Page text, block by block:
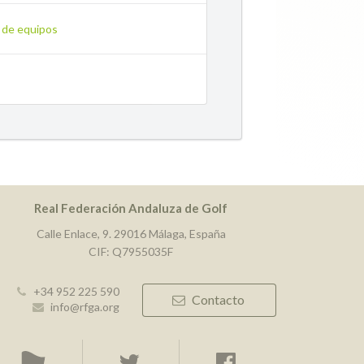
equipos
Real Federación Andaluza de Golf
Calle Enlace, 9. 29016 Málaga, España
CIF: Q7955035F
+34 952 225 590
info@rfga.org
Contacto